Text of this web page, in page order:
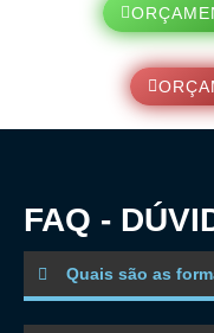
FAQ -
Quais são as